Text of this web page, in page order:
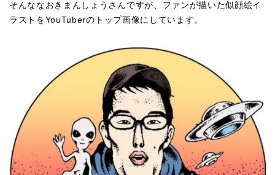
そんななおきまんしょうさんですが、ファンが描いた似顔絵イ
ラストをYouTuberのトップ画像にしています。